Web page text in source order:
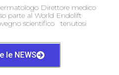
Direttore medico
parte al World Endolift
scientifico tenutosi
le NEWS